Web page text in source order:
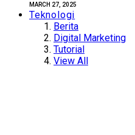
MARCH 27, 2025
Teknologi
Berita
Digital Marketing
Tutorial
View All